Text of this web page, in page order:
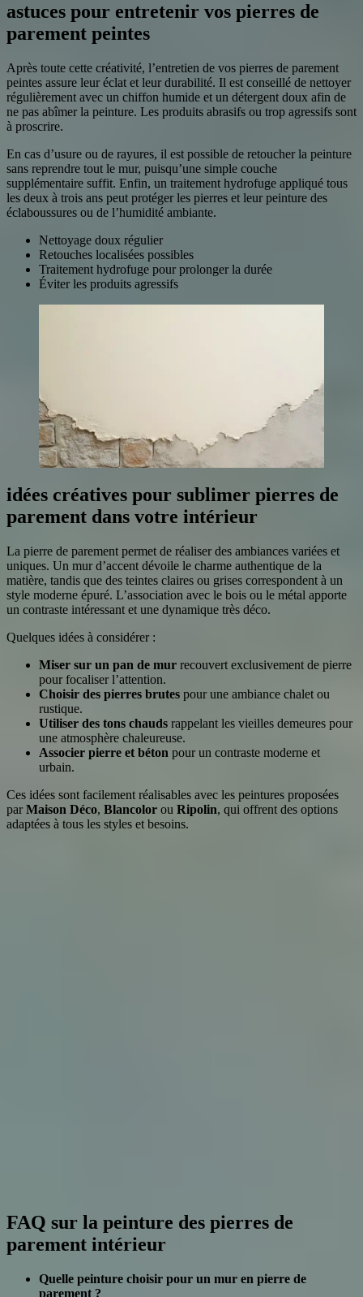
astuces pour entretenir vos pierres de
parement peintes
Après toute cette créativité, l’entretien de vos pierres de parement
peintes assure leur éclat et leur durabilité. Il est conseillé de nettoyer
régulièrement avec un chiffon humide et un détergent doux afin de
ne pas abîmer la peinture. Les produits abrasifs ou trop agressifs sont
à proscrire.
En cas d’usure ou de rayures, il est possible de retoucher la peinture
sans reprendre tout le mur, puisqu’une simple couche
supplémentaire suffit. Enfin, un traitement hydrofuge appliqué tous
les deux à trois ans peut protéger les pierres et leur peinture des
éclaboussures ou de l’humidité ambiante.
Nettoyage doux régulier
Retouches localisées possibles
Traitement hydrofuge pour prolonger la durée
Éviter les produits agressifs
idées créatives pour sublimer pierres de
parement dans votre intérieur
La pierre de parement permet de réaliser des ambiances variées et
uniques. Un mur d’accent dévoile le charme authentique de la
matière, tandis que des teintes claires ou grises correspondent à un
style moderne épuré. L’association avec le bois ou le métal apporte
un contraste intéressant et une dynamique très déco.
Quelques idées à considérer :
Miser sur un pan de mur recouvert exclusivement de pierre
pour focaliser l’attention.
Choisir des pierres brutes pour une ambiance chalet ou
rustique.
Utiliser des tons chauds rappelant les vieilles demeures pour
une atmosphère chaleureuse.
Associer pierre et béton pour un contraste moderne et
urbain.
Ces idées sont facilement réalisables avec les peintures proposées
parMaison Déco, Blancolor ou Ripolin, qui offrent des options
adaptées à tous les styles et besoins.
FAQ sur la peinture des pierres de
parement intérieur
Quelle peinture choisir pour un mur en pierre de
parement ?